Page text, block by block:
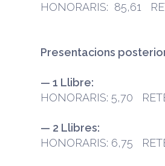
HONORARIS: 85,61
Presentacions
— 1 Llibre:
HONORARIS: 5,70
— 2 Llibres:
HONORARIS: 6,75